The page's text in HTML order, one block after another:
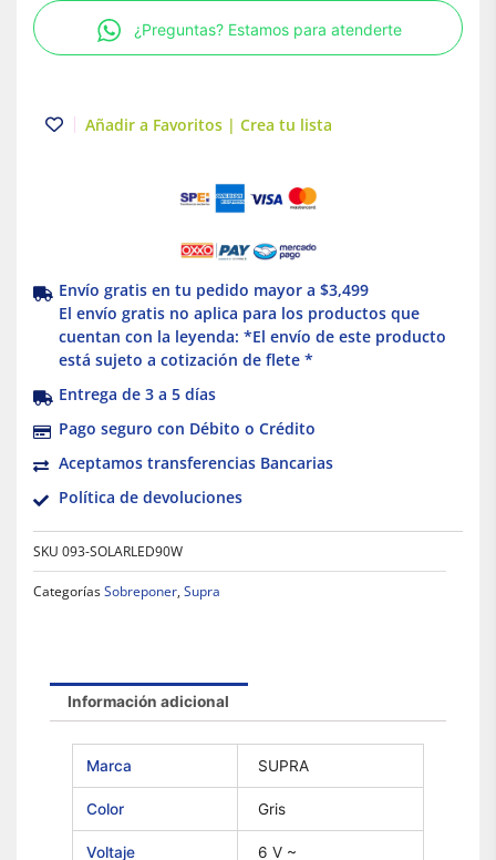
90W
Supra
cantidad
¿Preguntas? Estamos para atenderte
Añadir a Favoritos | Crea tu lista
Envío gratis en tu pedido mayor a $3,499
El envío gratis no aplica para los productos que
cuentan con la leyenda: *El envío de este producto
está sujeto a cotización de flete *
Entrega de 3 a 5 días
Pago seguro con Débito o Crédito
Aceptamos transferencias Bancarias
Política de devoluciones
SKU 093-SOLARLED90W
CategoríasSobreponer, Supra
Información adicional
Marca SUPRA
Color Gris
Voltaje 6 V ~